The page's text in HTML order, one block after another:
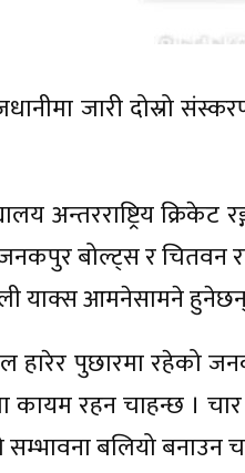
जारी दोस्रो
अन्तरराष्ट्रिय
बोल्ट्स र चितवन
याक्स आमनेसामने
हारेर पुछारमा रहेको
कायम रहन चाहन्छ ।
बलियो बनाउन